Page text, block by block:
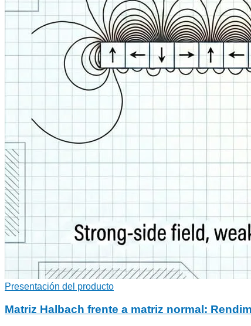
Presentación del producto
Matriz Halbach frente a matriz normal: